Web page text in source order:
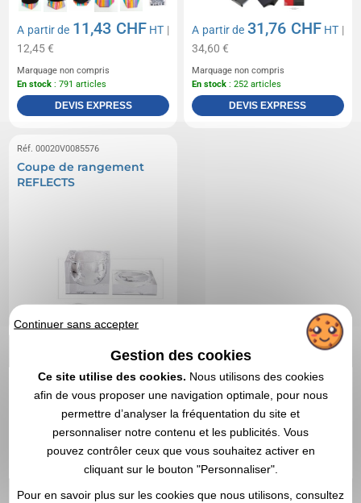
A partir de 11,43 CHF HT |
12,45 €
Marquage non compris
En stock : 791 articles
DEVIS EXPRESS
A partir de 31,76 CHF HT |
34,60 €
Marquage non compris
En stock : 252 articles
DEVIS EXPRESS
Réf. 00020V0085576
Coupe de rangement
REFLECTS
Continuer sans accepter
Gestion des cookies
Ce site utilise des cookies. Nous utilisons des cookies
afin de vous proposer une navigation optimale, pour nous
permettre d’analyser la fréquentation du site et
personnaliser notre contenu et les publicités. Vous
pouvez contrôler ceux que vous souhaitez activer en
cliquant sur le bouton "Personnaliser".
Pour en savoir plus sur les cookies que nous utilisons, consultez